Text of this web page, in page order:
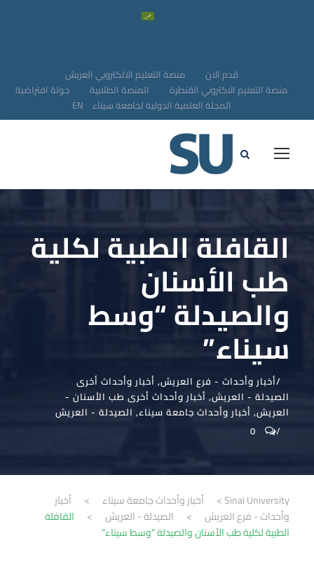
قدم الان
منصة التعليم الالكتروني العريش
منصة التعليم الاكتروني القنطرة
المنصة الطلابية
جولة افتراضية
المجلة العلمية الدولية لجامعة سيناء EN
القافلة الطبية لكلية
طب الأسنان
والصيدلة “وسط
سيناء”
أخبار وأحداث - فرع العريش, أخبار وأحداث أخرى
الصيدلة - العريش, أخبار وأحداث أخرى طب الأسنان -
العريش, أخبار وأحداث جامعة سيناء, الصيدلة - العريش
0
Sinai University
> أخبار وأحداث جامعة سيناء >
أخبار
وأحداث - فرع العريش
> الصيدلة - العريش >
القافلة
الطبية لكلية طب الأسنان والصيدلة “وسط سيناء”